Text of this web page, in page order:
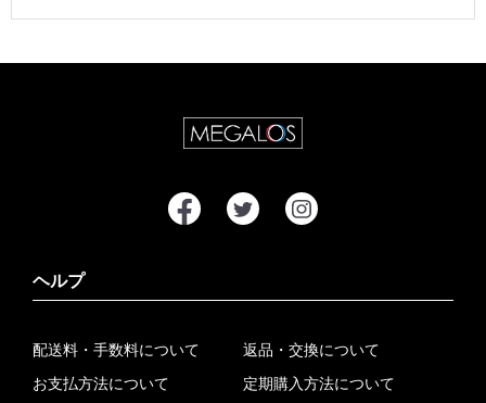
ヘルプ
配送料・手数料について
お支払方法について
返品・交換について
定期購入方法について